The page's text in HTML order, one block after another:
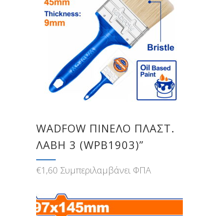
WADFOW ΠΙΝΕΛΟ ΠΛΑΣΤ.
ΛΑΒΗ 3 (WPB1903)”
€1,60 Συμπεριλαμβάνει ΦΠΑ